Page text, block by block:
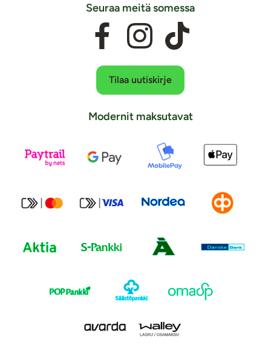
Seuraa meitä somessa
Tilaa uutiskirje
Modernit maksutavat